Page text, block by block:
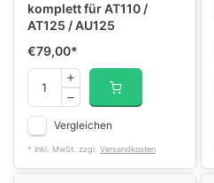
komplett für AT110 /
AT125 / AU125
€79,00*
Vergleichen
* Inkl. MwSt. zzgl. Versandkosten